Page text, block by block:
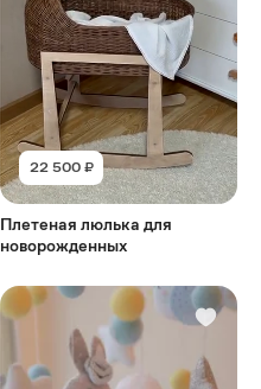
22 500 ₽
Плетеная люлька для
новорожденных